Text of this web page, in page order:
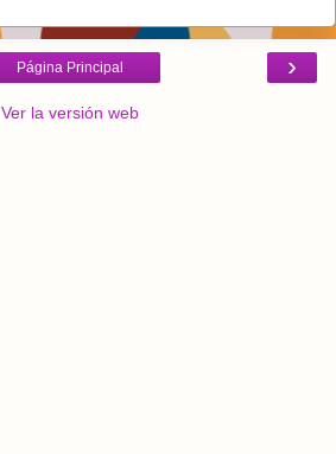
›
Página Principal
Ver la versión web